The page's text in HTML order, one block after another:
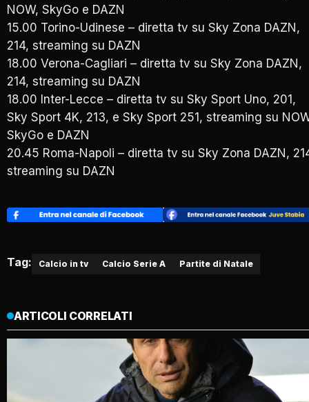
NOW, SkyGo e DAZN
15.00 Torino-Udinese – diretta tv su Sky Zona DAZN,
214, streaming su DAZN
18.00 Verona-Cagliari – diretta tv su Sky Zona DAZN,
214, streaming su DAZN
18.00 Inter-Lecce – diretta tv su Sky Sport Uno, 201,
Sky Sport 4K, 213, e Sky Sport 251, streaming su
SkyGo e DAZN
20.45 Roma-Napoli – diretta tv su Sky Zona DAZN,
streaming su DAZN
Tag: Calcio in tv Calcio Serie A Partite di Natale
ARTICOLI CORRELATI